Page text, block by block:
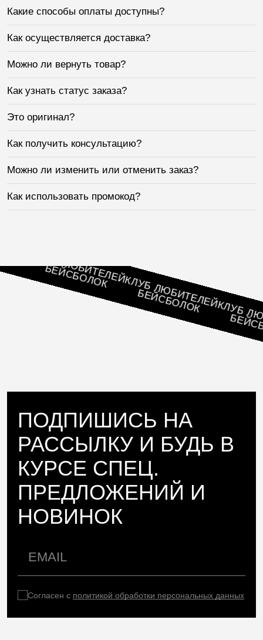
Какие способы оплаты доступны?
Как осуществляется доставка?
Можно ли вернуть товар?
Как узнать статус заказа?
Это оригинал?
Как получить консультацию?
Можно ли изменить или отменить заказ?
Как использовать промокод?
ПОДПИШИСЬ НА
РАССЫЛКУ И БУДЬ В
КУРСЕ СПЕЦ.
ПРЕДЛОЖЕНИЙ И
НОВИНОК
Согласен с политикой обработки персональных данных
КЛУБ ЛЮБИТЕЛЕЙ
БЕЙСБОЛОК КЛУБ ЛЮБИТЕЛЕЙ
БЕЙСБОЛОК КЛУБ